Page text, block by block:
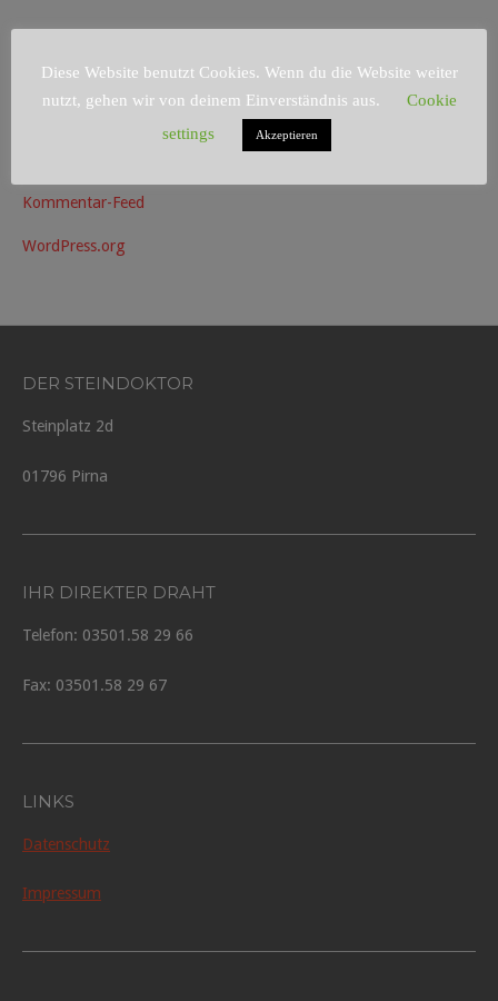
META
Kommentar-Feed
WordPress.org
DER STEINDOKTOR
Steinplatz 2d
01796 Pirna
IHR DIREKTER DRAHT
Telefon: 03501.58 29 66
Fax: 03501.58 29 67
LINKS
Datenschutz
Impressum
Diese Website benutzt Cookies. Wenn du die Website weiter
nutzt, gehen wir von deinem Einverständnis aus.
Cookie
settings
Akzeptieren